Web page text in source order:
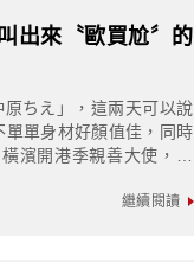
出來〝歐買尬〞的
ちえ」，這兩天可以說
單身材好顏值佳，同時
濱開港季親善大使，並
繼續閱讀